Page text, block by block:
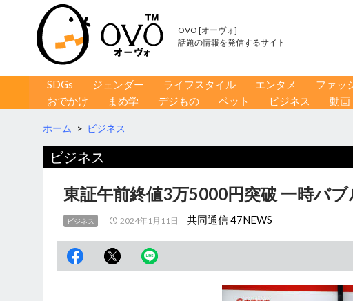
OVO [オーヴォ]
話題の情報を発信するサイト
コンテンツへ移動
SDGs ジェンダー ライフスタイル エンタメ ファッ
おでかけ
まめ学 デジもの ペット ビジネス 動画
ホーム > ビジネス
ビジネス
東証午前終値3万5000円突破 一時バ
ビジネス 2024年1月11日 共同通信 47NEWS